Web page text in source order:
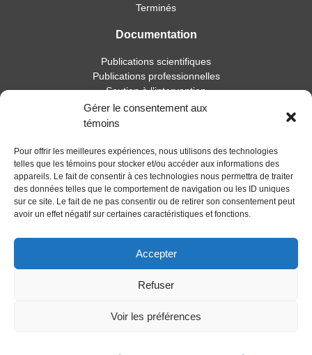
Gérer le consentement aux
témoins
Pour offrir les meilleures expériences, nous utilisons des technologies
telles que les témoins pour stocker et/ou accéder aux informations des
appareils. Le fait de consentir à ces technologies nous permettra de traiter
des données telles que le comportement de navigation ou les ID uniques
sur ce site. Le fait de ne pas consentir ou de retirer son consentement peut
avoir un effet négatif sur certaines caractéristiques et fonctions.
Accepter
Refuser
Voir les préférences
Terminés
Documentation
Publications scientifiques
Publications professionnelles
Soutien à l’intervention
Essais, mémoires et thèses
Notes de recherche
Activités
Blogue
Nouvelles